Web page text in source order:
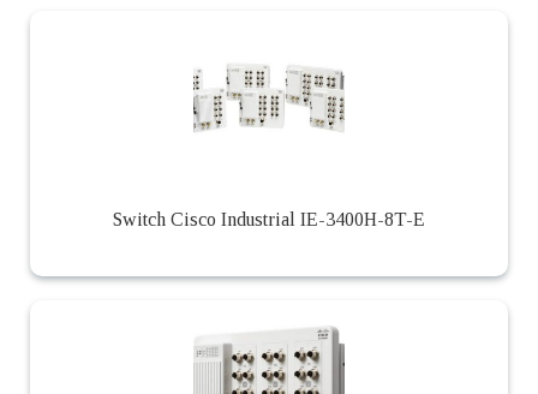
Switch Cisco Industrial IE-3400H-8T-E